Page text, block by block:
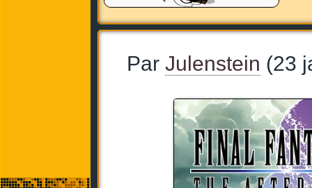
Par Julenstein (23